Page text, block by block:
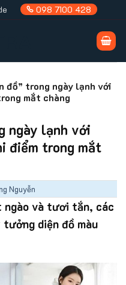
098 7100 428
đồ” trong ngày lạnh với
mắt chàng
ngày lạnh với
điểm trong mắt
Nguyễn
ngào và tươi tắn, các
tưởng diện đồ màu